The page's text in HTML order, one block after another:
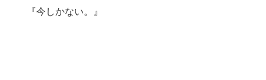
『今しかない。』